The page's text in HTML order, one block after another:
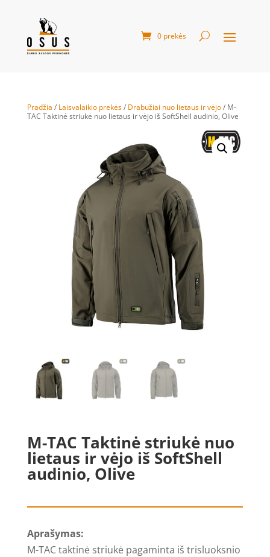
0 prekės
Pradžia / Laisvalaikio prekės/ Drabužiai nuo lietaus ir vėjo/ M-
TAC Taktinė striukė nuo lietaus ir vėjo iš SoftShell audinio, Olive
M-TAC Taktinė striukė nuo
lietaus ir vėjo iš SoftShell
audinio, Olive
Aprašymas:
M-TAC taktinė striukė pagaminta iš trisluoksnio